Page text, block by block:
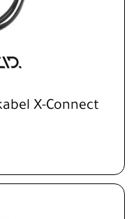
X-Connect